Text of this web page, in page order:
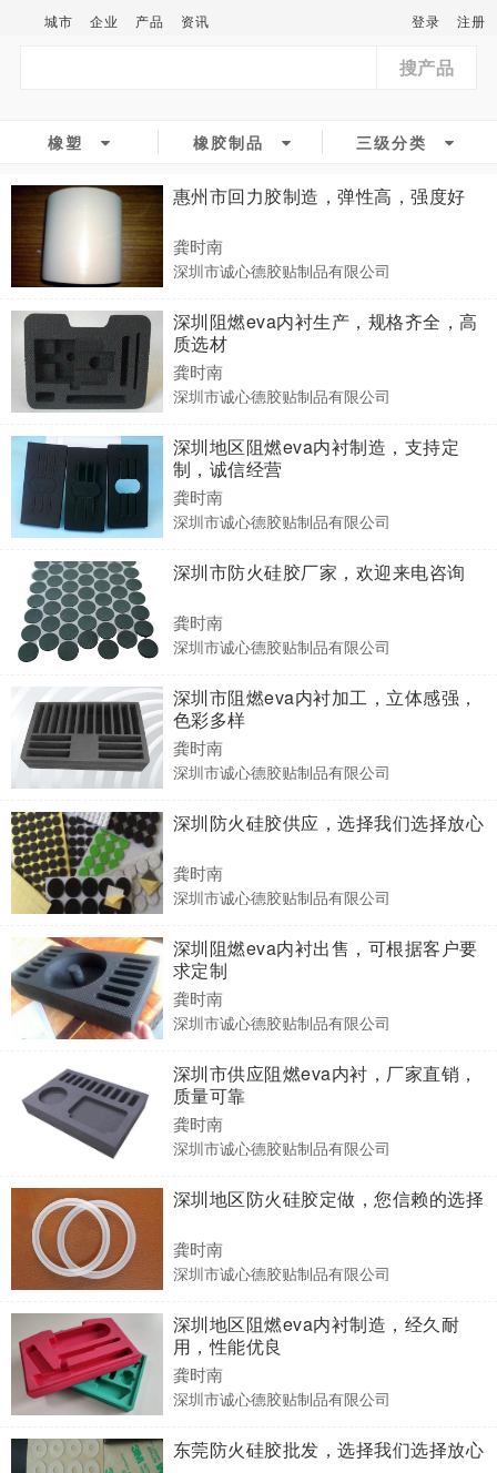
城市 企业 产品 资讯 登录 注册
搜产品
橡塑 橡胶制品 三级分类
惠州市回力胶制造，弹性高，强度好
龚时南
深圳市诚心德胶贴制品有限公司
深圳阻燃eva内衬生产，规格齐全，高
质选材
龚时南
深圳市诚心德胶贴制品有限公司
深圳地区阻燃eva内衬制造，支持定
制，诚信经营
龚时南
深圳市诚心德胶贴制品有限公司
深圳市防火硅胶厂家，欢迎来电咨询
龚时南
深圳市诚心德胶贴制品有限公司
深圳市阻燃eva内衬加工，立体感强，
色彩多样
龚时南
深圳市诚心德胶贴制品有限公司
深圳防火硅胶供应，选择我们选择放心
龚时南
深圳市诚心德胶贴制品有限公司
深圳阻燃eva内衬出售，可根据客户要
求定制
龚时南
深圳市诚心德胶贴制品有限公司
深圳市供应阻燃eva内衬，厂家直销，
质量可靠
龚时南
深圳市诚心德胶贴制品有限公司
深圳地区防火硅胶定做，您信赖的选择
龚时南
深圳市诚心德胶贴制品有限公司
深圳地区阻燃eva内衬制造，经久耐
用，性能优良
龚时南
深圳市诚心德胶贴制品有限公司
东莞防火硅胶批发，选择我们选择放心